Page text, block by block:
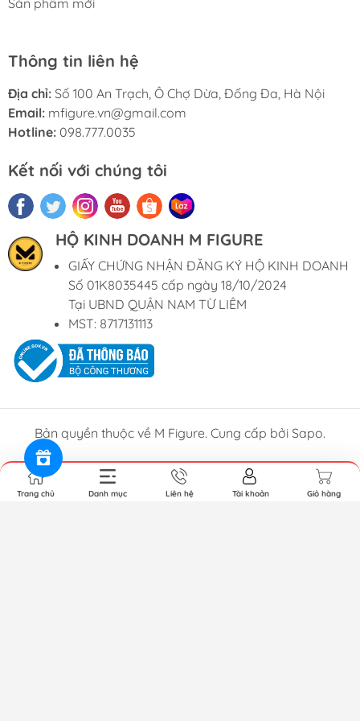
Thông tin liên hệ
Địa chỉ: Số 100 An Trạch, Ô Chợ Dừa, Đống Đa, Hà Nội
Email: mfigure.vn@gmail.com
Hotline: 098.777.0035
Kết nối với chúng tôi
HỘ KINH DOANH M FIGURE
GIẤY CHỨNG NHẬN ĐĂNG KÝ HỘ KINH DOANH
Số 01K8035445 cấp ngày 18/10/2024
Tại UBND QUẬN NAM TỪ LIÊM
MST: 8717131113
Bản quyền thuộc về M Figure. Cung cấp bởi Sapo.
Trang chủ Danh mục Liên hệ Tài khoản Giỏ hàng